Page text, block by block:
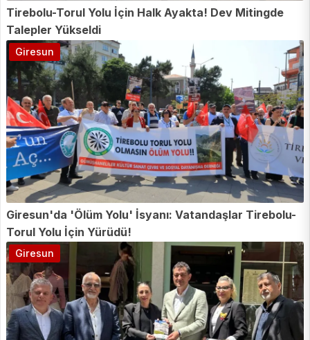
Tirebolu-Torul Yolu İçin Halk Ayakta! Dev Mitingde
Talepler Yükseldi
Giresun'da 'Ölüm Yolu' İsyanı: Vatandaşlar Tirebolu-
Torul Yolu İçin Yürüdü!
Giresun
Giresun